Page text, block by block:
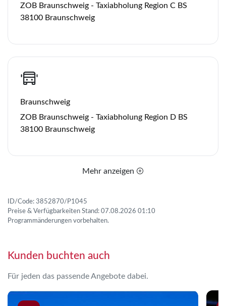
ZOB Braunschweig - Taxiabholung Region C BS
38100 Braunschweig
Braunschweig
ZOB Braunschweig - Taxiabholung Region D BS
38100 Braunschweig
Mehr anzeigen
ID/Code: 3852870/P1045
Preise & Verfügbarkeiten Stand: 07.08.2026 01:10
Programmänderungen vorbehalten.
Kunden buchten auch
Für jeden das passende Angebote dabei.